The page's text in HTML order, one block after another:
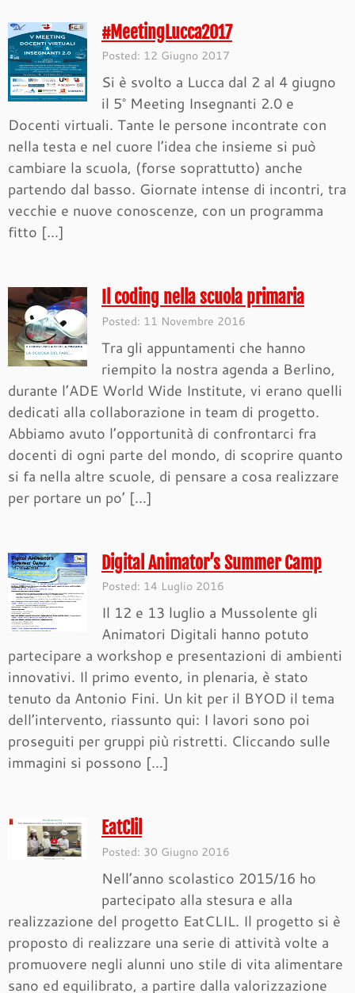
#MeetingLucca2017
Posted: 12 Giugno 2017
Si è svolto a Lucca dal 2 al 4 giugno
il 5° Meeting Insegnanti 2.0 e
Docenti virtuali. Tante le persone incontrate con
nella testa e nel cuore l’idea che insieme si può
cambiare la scuola, (forse soprattutto) anche
partendo dal basso. Giornate intense di incontri, tra
vecchie e nuove conoscenze, con un programma
fitto […]
Il coding nella scuola primaria
Posted: 11 Novembre 2016
Tra gli appuntamenti che hanno
riempito la nostra agenda a Berlino,
durante l’ADE World Wide Institute, vi erano quelli
dedicati alla collaborazione in team di progetto.
Abbiamo avuto l’opportunità di confrontarci fra
docenti di ogni parte del mondo, di scoprire quanto
si fa nella altre scuole, di pensare a cosa realizzare
per portare un po’ […]
Digital Animator’s Summer Camp
Posted: 14 Luglio 2016
Il 12 e 13 luglio a Mussolente gli
Animatori Digitali hanno potuto
partecipare a workshop e presentazioni di ambienti
innovativi. Il primo evento, in plenaria, è stato
tenuto da Antonio Fini. Un kit per il BYOD il tema
dell’intervento, riassunto qui: I lavori sono poi
proseguiti per gruppi più ristretti. Cliccando sulle
immagini si possono […]
EatClil
Posted: 30 Giugno 2016
Nell’anno scolastico 2015/16 ho
partecipato alla stesura e alla
realizzazione del progetto EatCLIL. Il progetto si è
proposto di realizzare una serie di attività volte a
promuovere negli alunni uno stile di vita alimentare
sano ed equilibrato, a partire dalla valorizzazione